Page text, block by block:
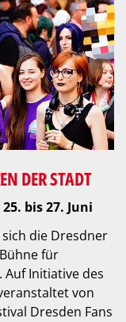
DER STADT
bis 27. Juni
sich die Dresdner
für
Initiative des
von
Dresden Fans